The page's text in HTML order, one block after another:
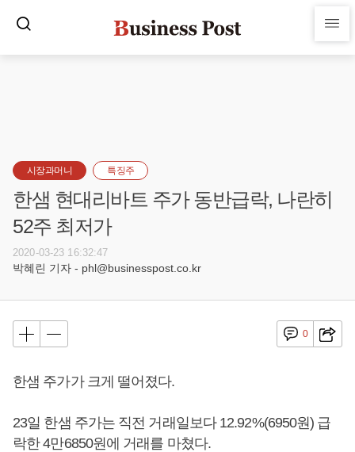
시장과머니 특징주
한샘 현대리바트 주가 동반급락, 나란히
52주 최저가
2020-03-23 16:32:47
박혜린 기자 - phl@businesspost.co.kr
0
한샘 주가가 크게 떨어졌다.
23일 한샘 주가는 직전 거래일보다 12.92%(6950원) 급
락한 4만6850원에 거래를 마쳤다.